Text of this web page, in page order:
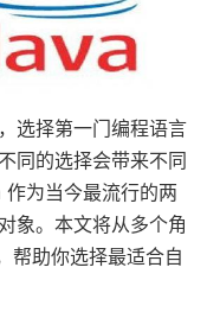
选择第一门编程语言
同的选择会带来不同
为当今最流行的两
象。本文将从多个角
帮助你选择最适合自